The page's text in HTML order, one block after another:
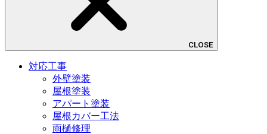
CLOSE
対応工事
外壁塗装
屋根塗装
アパート塗装
屋根カバー工法
雨樋修理